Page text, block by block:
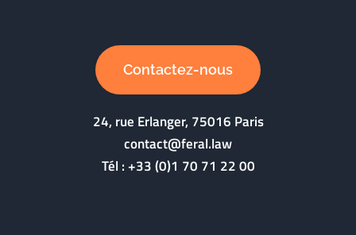
Contactez-nous
24, rue Erlanger, 75016 Paris
contact@feral.law
Tél :+33 (0)1 70 71 22 00